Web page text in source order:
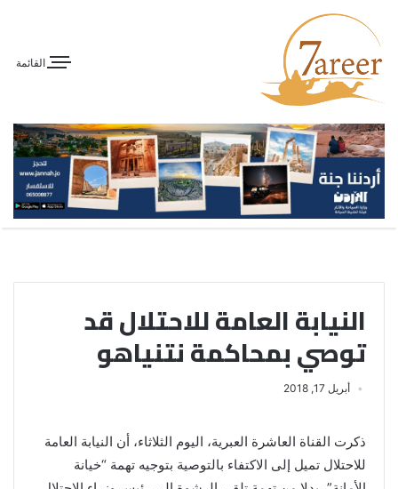
القائمة
النيابة العامة للاحتلال قد
توصي بمحاكمة نتنياهو
أبريل 17, 2018
ذكرت القناة العاشرة العبرية، اليوم الثلاثاء، أن النيابة العامة
للاحتلال تميل إلى الاكتفاء بالتوصية بتوجيه تهمة “خيانة